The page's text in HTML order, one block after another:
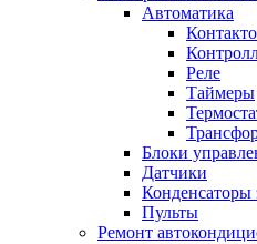
Автоматика
Реле
Таймеры
Блоки
Датчики
Конденсаторы
Пульты
Ремонт